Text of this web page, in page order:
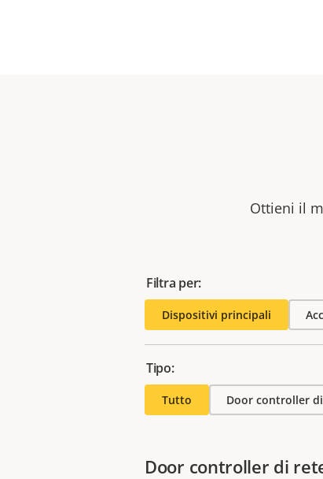
Ottieni il
Filtra per:
Dispositivi principali
Tipo:
Tutto Door controller
Door controller di